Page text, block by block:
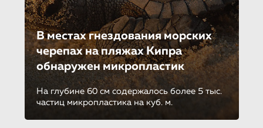
В местах гнездования морских
черепах на пляжах Кипра
обнаружен микропластик
На глубине 60 см содержалось более 5 тыс.
частиц микропластика на куб. м.